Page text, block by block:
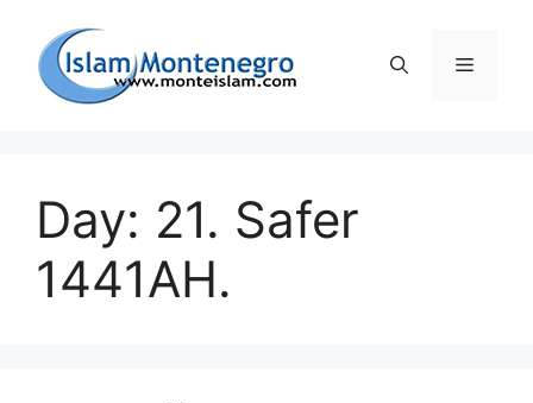
sadržaj
Day: 21. Safer
1441AH.